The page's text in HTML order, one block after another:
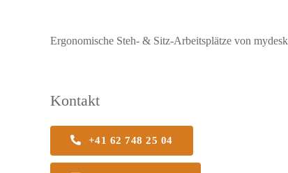
Ergonomische Steh- & Sitz-Arbeitsplätze von
Kontakt
+41 62 748 25 04